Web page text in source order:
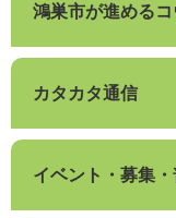
鴻巣市が進める
カタカタ通信
イベント・募集